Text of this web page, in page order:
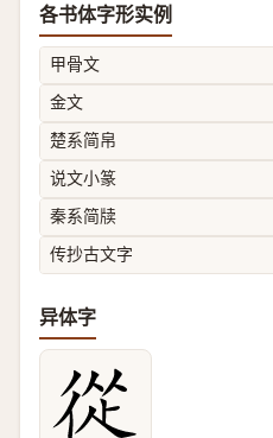
各书体字形实例
甲骨文
金文
楚系简帛
说文小篆
秦系简牍
传抄古文字
异体字